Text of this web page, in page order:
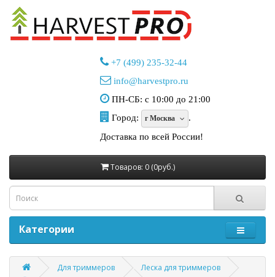
+7 (499) 235-32-44
info@harvestpro.ru
ПН-СБ: с 10:00 до 21:00
Город:
г Москва
.
Доставка по всей России!
Товаров: 0 (0руб.)
Категории
Для триммеров
Леска для триммеров